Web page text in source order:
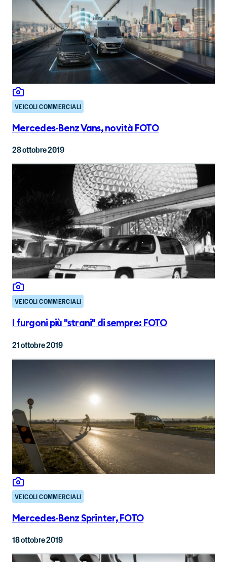
VEICOLI COMMERCIALI
Mercedes-Benz Vans, novità FOTO
28 ottobre 2019
VEICOLI COMMERCIALI
I furgoni più "strani" di sempre: FOTO
21 ottobre 2019
VEICOLI COMMERCIALI
Mercedes-Benz Sprinter, FOTO
18 ottobre 2019